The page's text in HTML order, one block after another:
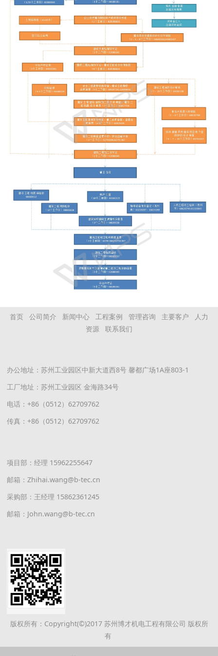
首页 公司简介 新闻中心 工程案例 管理咨询 主要客户
人力
资源
联系我们
办公地址：苏州工业园区中新大道西8号 馨都广场1A座803-1
工厂地址：苏州工业园区 金海路34号
电话：+86（0512）62709762
传真：+86（0512）62709762
项目部：经理 15962255647
邮箱：Zhihai.wang@b-tec.cn
采购部：王经理 15862361245
邮箱：John.wang@b-tec.cn
版权所有：Copyright(©)2017 苏州博才机电工程有限公司 版权所
有